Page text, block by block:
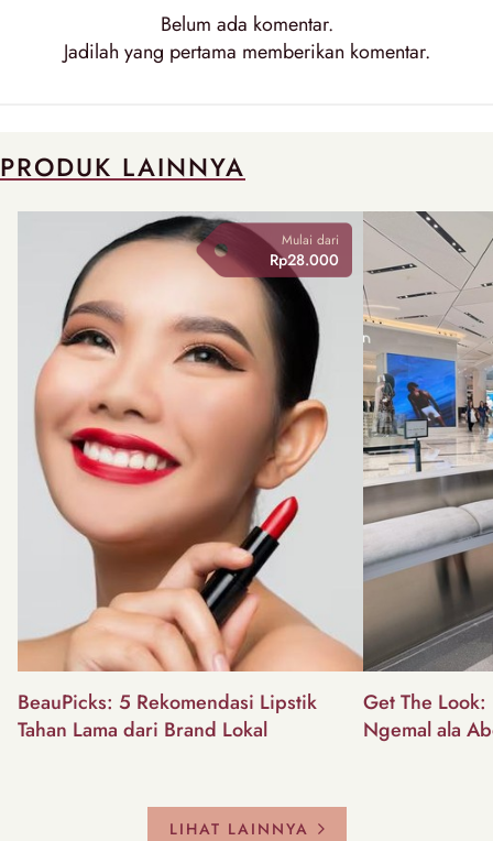
Belum ada komentar.
Jadilah yang pertama memberikan komentar.
PRODUK LAINNYA
Mulai dari
Rp28.000
BeauPicks: 5 Rekomendasi Lipstik
Tahan Lama dari Brand Lokal
Get The
Ngemal ala
LIHAT LAINNYA